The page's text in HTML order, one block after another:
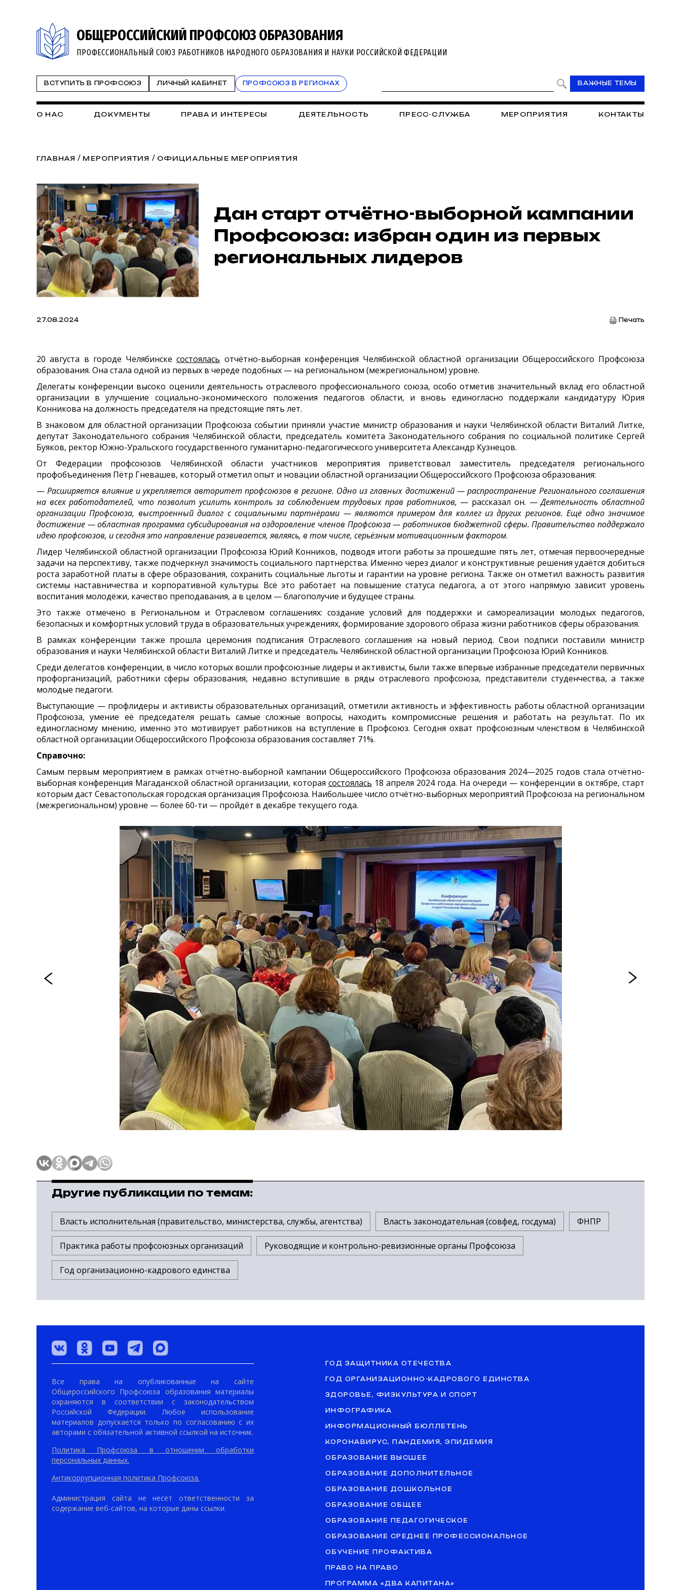
ОБЩЕРОССИЙСКИЙ ПРОФСОЮЗ ОБРАЗОВАНИЯ
ПРОФЕССИОНАЛЬНЫЙ СОЮЗ РАБОТНИКОВ НАРОДНОГО ОБРАЗОВАНИЯ И НАУКИ РОССИЙСКОЙ ФЕДЕРАЦИИ
ВСТУПИТЬ В ПРОФСОЮЗ ЛИЧНЫЙ КАБИНЕТ ПРОФСОЮЗ В РЕГИОНАХ ВАЖНЫЕ ТЕМЫ
О НАС ДОКУМЕНТЫ ПРАВА И ИНТЕРЕСЫ ДЕЯТЕЛЬНОСТЬ ПРЕСС-СЛУЖБА МЕРОПРИЯТИЯ КОНТАКТЫ
ГЛАВНАЯ / МЕРОПРИЯТИЯ / ОФИЦИАЛЬНЫЕ МЕРОПРИЯТИЯ
Дан старт отчётно-выборной кампании
Профсоюза: избран один из первых
региональных лидеров
27.08.2024 Печать
20 августа в городе Челябинскесостоялась отчётно-выборная конференция Челябинской областной организации Общероссийского Профсоюза
образования. Она стала одной из первых в череде подобных — на региональном (межрегиональном) уровне.
Делегаты конференции высоко оценили деятельность отраслевого профессионального союза, особо отметив значительный вклад его областной
организации в улучшение социально-экономического положения педагогов области, и вновь единогласно поддержали кандидатуру Юрия
Конникова на должность председателя на предстоящие пять лет.
В знаковом для областной организации Профсоюза событии приняли участие министр образования и науки Челябинской области Виталий Литке,
депутатЗаконодательного собрания Челябинской области, председатель комитета Законодательного собрания по социальной политике Сергей
Буяков, ректор Южно-Уральского государственного гуманитарно-педагогического университета Александр Кузнецов.
От Федерации профсоюзов Челябинской области участников мероприятия приветствовал заместитель председателя регионального
профобъединения Пётр Гневашев, который отметил опыт и новации областной организации Общероссийского Профсоюза образования:
—Расширяется влияние и укрепляется авторитет профсоюзов в регионе. Одно из главных достижений — распространение Регионального соглашения
на всех работодателей, что позволит усилить контроль за соблюдением трудовых прав работников, — рассказал он. —Деятельность областной
организации Профсоюза, выстроенный диалог с социальными партнёрами — являются примером для коллег из других регионов. Ещё одно значимое
достижение — областная программа субсидирования на оздоровление членов Профсоюза — работников бюджетной сферы. Правительство поддержало
идею профсоюзов, и сегодня это направление развивается, являясь, в том числе, серьёзным мотивационным фактором.
Лидер Челябинской областной организации Профсоюза Юрий Конников, подводя итоги работы за прошедшие пять лет, отмечая первоочередные
задачи на перспективу, также подчеркнул значимость социального партнёрства. Именно через диалог и конструктивные решения удаётся добиться
роста заработной платы в сфере образования, сохранить социальные льготы и гарантии на уровне региона. Также он отметил важность развития
системы наставничества и корпоративной культуры. Всё это работает на повышение статуса педагога, а от этого напрямую зависит уровень
воспитания молодёжи, качество преподавания, а в целом — благополучие и будущее страны.
Это также отмечено в Региональном и Отраслевом соглашениях: создание условий для поддержки и самореализации молодых педагогов,
безопасных и комфортных условий труда в образовательных учреждениях, формирование здорового образа жизни работников сферы образования.
В рамках конференции также прошла церемония подписания Отраслевого соглашения на новый период. Свои подписи поставили министр
образования и науки Челябинской области Виталий Литке и председатель Челябинской областной организации Профсоюза Юрий Конников.
Среди делегатов конференции, в число которых вошли профсоюзные лидеры и активисты, были также впервые избранные председатели первичных
профорганизаций, работники сферы образования, недавно вступившие в ряды отраслевого профсоюза, представители студенчества, а также
молодые педагоги.
Выступающие — профлидеры и активисты образовательных организаций, отметили активность и эффективность работы областной организации
Профсоюза, умение её председателя решать самые сложные вопросы, находить компромиссные решения и работать на результат. По их
единогласному мнению, именно это мотивирует работников на вступление в Профсоюз. Сегодня охват профсоюзным членством в Челябинской
областной организации Общероссийского Профсоюза образования составляет 71%.
Справочно:
Самым первым мероприятием в рамках отчётно-выборной кампании Общероссийского Профсоюза образования 2024—2025 годов стала отчётно-
выборная конференция Магаданской областной организации, которая состоялась 18 апреля 2024 года. На очереди — конференции в октябре, старт
которым даст Севастопольская городская организация Профсоюза. Наибольшее число отчётно-выборных мероприятий Профсоюза на региональном
(межрегиональном) уровне — более 60-ти — пройдёт в декабре текущего года.
Другие публикации по темам:
Власть исполнительная (правительство, министерства, службы, агентства) Власть законодательная (совфед, госдума) ФНПР
Практика работы профсоюзных организаций Руководящие и контрольно-ревизионные органы Профсоюза
Год организационно-кадрового единства
Все права на опубликованные на сайте
Общероссийского Профсоюза образования материалы
охраняются в соответствии с законодательством
Российской Федерации. Любое использование
материалов допускается только по согласованию с их
авторами с обязательной активной ссылкой на источник.
Политика Профсоюза в отношении обработки
персональных данных.
Антикоррупционная политика Профсоюза.
Администрация сайта не несёт ответственности за
содержание веб-сайтов, на которые даны ссылки.
ГОД ЗАЩИТНИКА ОТЕЧЕСТВА
ГОД ОРГАНИЗАЦИОННО-КАДРОВОГО ЕДИНСТВА
ЗДОРОВЬЕ, ФИЗКУЛЬТУРА И СПОРТ
ИНФОГРАФИКА
ИНФОРМАЦИОННЫЙ БЮЛЛЕТЕНЬ
КОРОНАВИРУС, ПАНДЕМИЯ, ЭПИДЕМИЯ
ОБРАЗОВАНИЕ ВЫСШЕЕ
ОБРАЗОВАНИЕ ДОПОЛНИТЕЛЬНОЕ
ОБРАЗОВАНИЕ ДОШКОЛЬНОЕ
ОБРАЗОВАНИЕ ОБЩЕЕ
ОБРАЗОВАНИЕ ПЕДАГОГИЧЕСКОЕ
ОБРАЗОВАНИЕ СРЕДНЕЕ ПРОФЕССИОНАЛЬНОЕ
ОБУЧЕНИЕ ПРОФАКТИВА
ПРАВО НА ПРАВО
ПРОГРАММА «ДВА КАПИТАНА»